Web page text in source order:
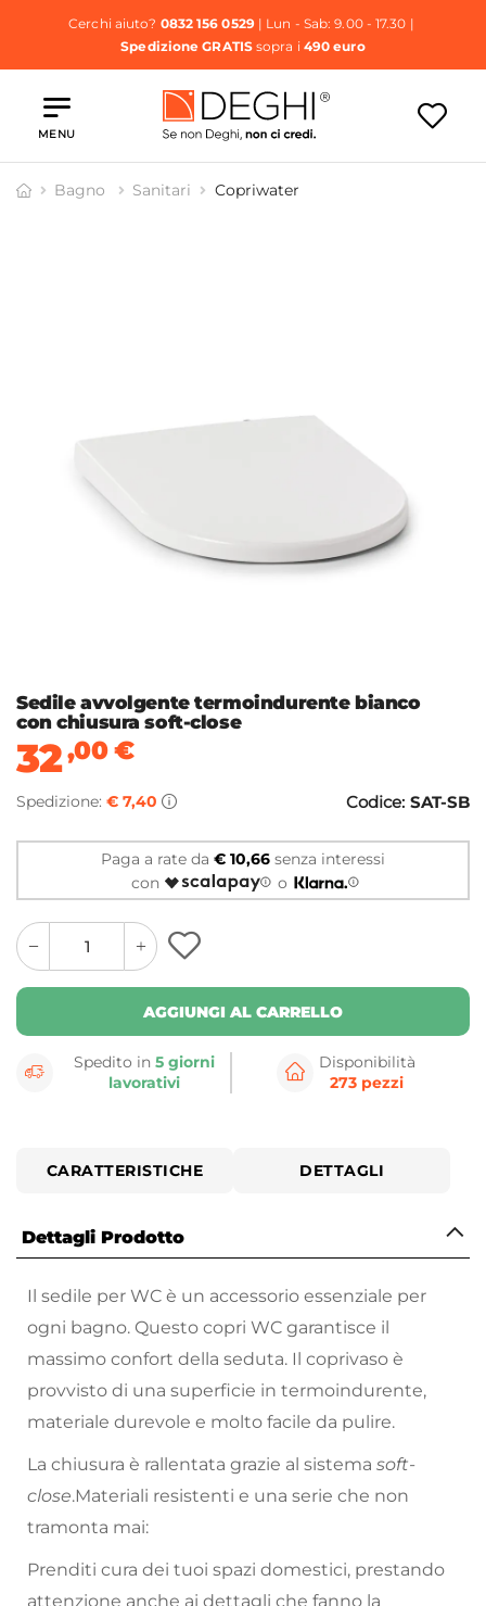
Cerchi aiuto? 0832 156 0529| Lun - Sab: 9.00 - 17.30 |
Spedizione GRATISsopra i 490 euro
MENU
Bagno Sanitari Copriwater
Sedile avvolgente termoindurente bianco
con chiusura soft-close
32,00€
Spedizione: € 7,40 Codice: SAT-SB
Paga a rate da € 10,66 senza interessi
con
o
quantity
button
quantity
minus
button
AGGIUNGI AL CARRELLO
Spedito in5 giorni
lavorativi
Disponibilità
273 pezzi
CARATTERISTICHE DETTAGLI
Dettagli Prodotto
Il sedile per WC è un accessorio essenziale per
ogni bagno. Questo copri WC garantisce il
massimo confort della seduta. Il coprivaso è
provvisto di una superficie in termoindurente,
materiale durevole e molto facile da pulire.
La chiusura è rallentata grazie al sistema soft-
close.Materiali resistenti e una serie che non
tramonta mai:
Prenditi cura dei tuoi spazi domestici, prestando
attenzione anche ai dettagli che fanno la